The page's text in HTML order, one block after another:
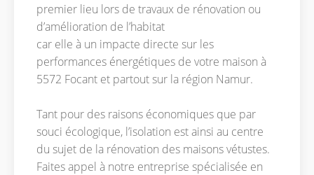
premier lieu lors de travaux de rénovation ou
d’amélioration de l’habitat
car elle à un impacte directe sur les
performances énergétiques de votre maison à
5572 Focant et partout sur la région Namur.
Tant pour des raisons économiques que par
souci écologique, l’isolation est ainsi au centre
du sujet de la rénovation des maisons vétustes.
Faites appel à notre entreprise spécialisée en